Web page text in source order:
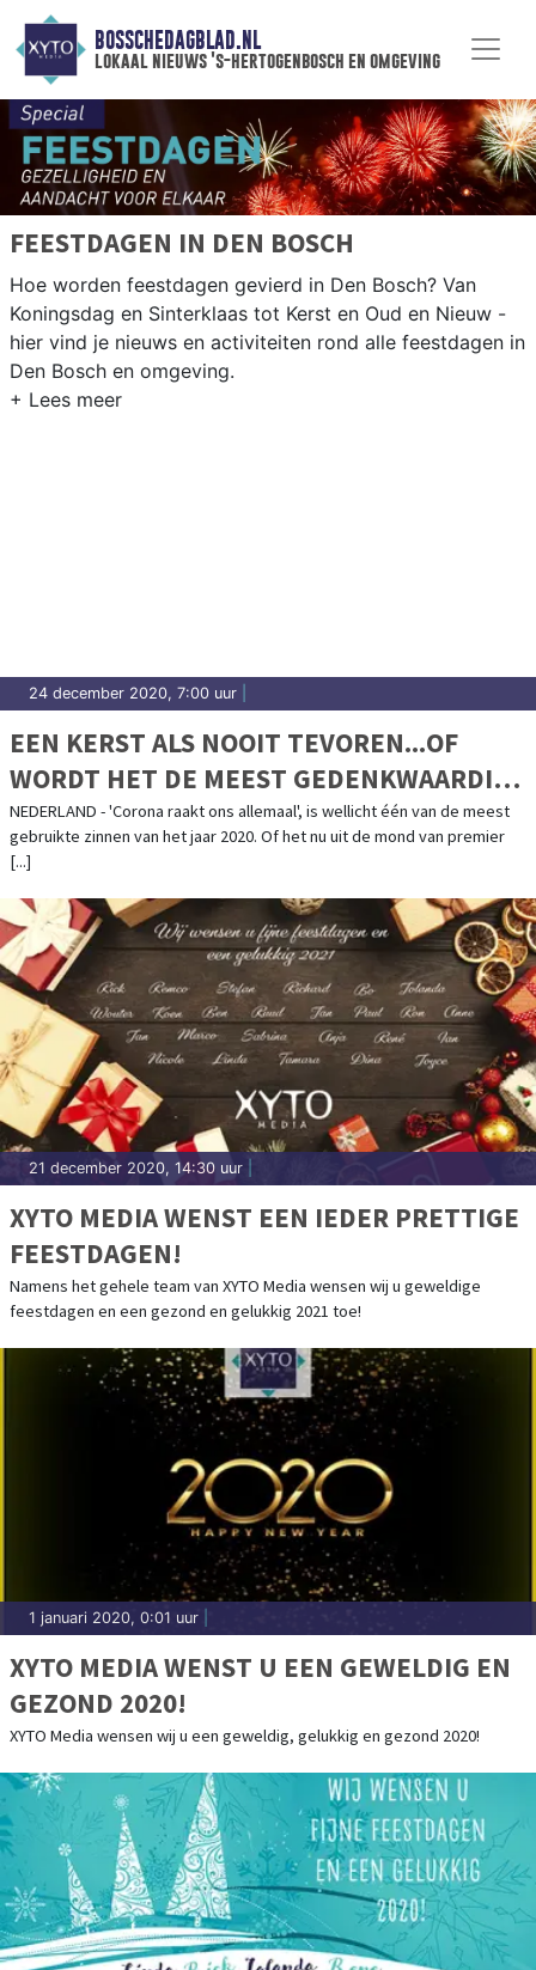
BOSSCHEDAGBLAD.NL
lokaal nieuws 's-hertogenbosch en omgeving
FEESTDAGEN IN DEN BOSCH
Hoe worden feestdagen gevierd in Den Bosch? Van
Koningsdag en Sinterklaas tot Kerst en Oud en Nieuw -
hier vind je nieuws en activiteiten rond alle feestdagen in
Den Bosch en omgeving.
24 december 2020, 7:00 uur
EEN KERST ALS NOOIT TEVOREN...OF
WORDT HET DE MEEST GEDENKWAARDIGE
KERST OOIT?
NEDERLAND - 'Corona raakt ons allemaal', is wellicht één van de meest
gebruikte zinnen van het jaar 2020. Of het nu uit de mond van premier
[...]
21 december 2020, 14:30 uur
XYTO MEDIA WENST EEN IEDER PRETTIGE
FEESTDAGEN!
Namens het gehele team van XYTO Media wensen wij u geweldige
feestdagen en een gezond en gelukkig 2021 toe!
1 januari 2020, 0:01 uur
XYTO MEDIA WENST U EEN GEWELDIG EN
GEZOND 2020!
XYTO Media wensen wij u een geweldig, gelukkig en gezond 2020!